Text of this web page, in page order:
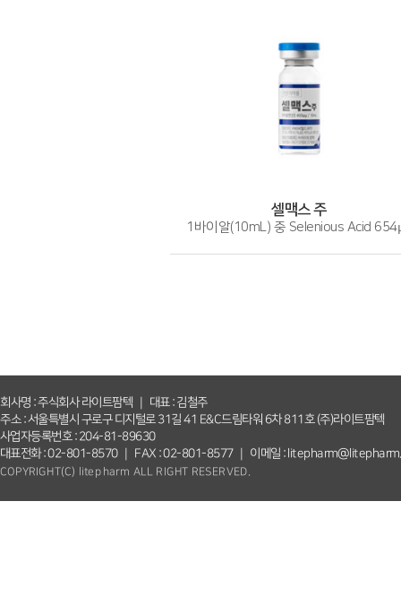
셀맥스 주
1바이알(10mL) 중 Selenious Acid
회사명 : 주식회사 라이트팜텍 ｜ 대표 : 김철주
주소 : 서울특별시 구로구 디지털로 31길 41 E&C드림타워 6차 811호 (주)라이트팜텍
사업자등록번호 : 204-81-89630
대표전화 : 02-801-8570 ｜ FAX : 02-801-8577 ｜ 이메일 :
COPYRIGHT(C) litepharm ALL RIGHT RESERVED.